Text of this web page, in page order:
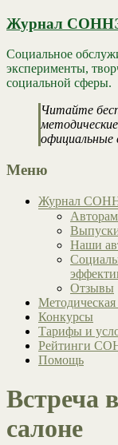
Журнал
Социальное
эксперименты,
социальной сферы.
Читайте
официальные
Меню
Журнал
Авторам
Наши
Отзывы
Методическая
Конкурсы
Тарифы и
Рейтинги
Помощь
Встреча
салоне